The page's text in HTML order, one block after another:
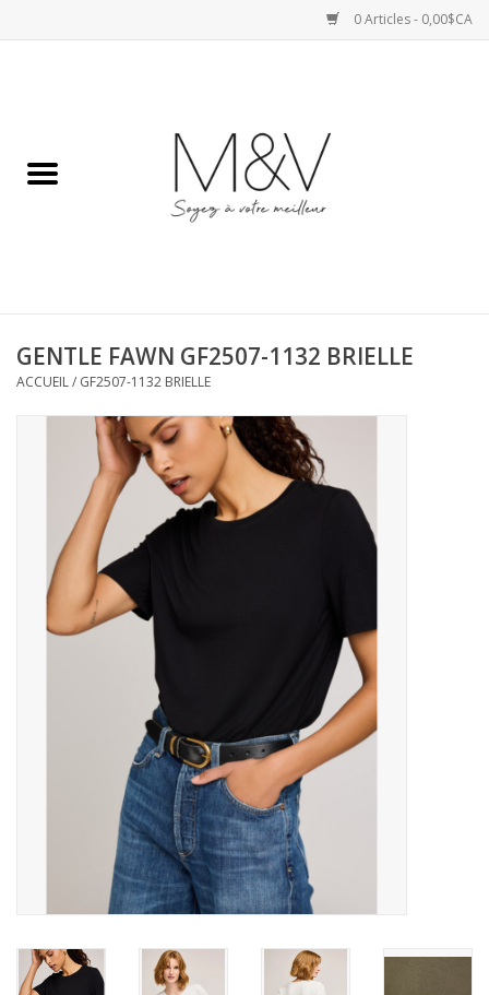
0 Articles - 0,00$CA
SPORTS
BAS
ACCESSOIRES
MANTEAUX
SOLDES
GENTLE FAWN GF2507-1132 BRIELLE
ACCUEIL/ GF2507-1132 BRIELLE